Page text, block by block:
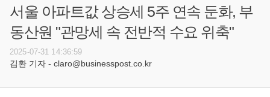
서울 아파트값 상승세 5주 연속 둔화, 부
동산원 "관망세 속 전반적 수요 위축"
2025-07-31 14:36:59
김환 기자 - claro@businesspost.co.kr